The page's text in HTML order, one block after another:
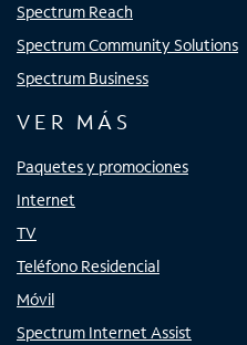
Spectrum Reach
Spectrum Community Solutions
Spectrum Business
VER MÁS
Paquetes y promociones
Internet
TV
Teléfono Residencial
Móvil
Spectrum Internet Assist